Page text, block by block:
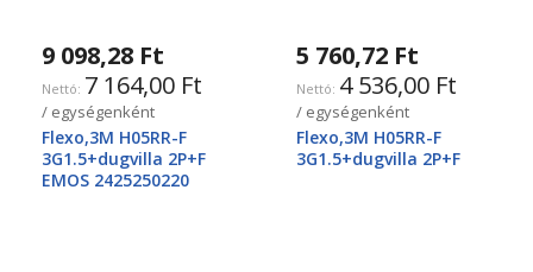
9 098,28 Ft
7 164,00 Ft
/ egységenként
Flexo,3M H05RR-F
3G1.5+dugvilla 2P+F
EMOS 2425250220
5 760,72 Ft
4 536,00 Ft
/ egységenként
Flexo,3M H05RR-F
3G1.5+dugvilla 2P+F